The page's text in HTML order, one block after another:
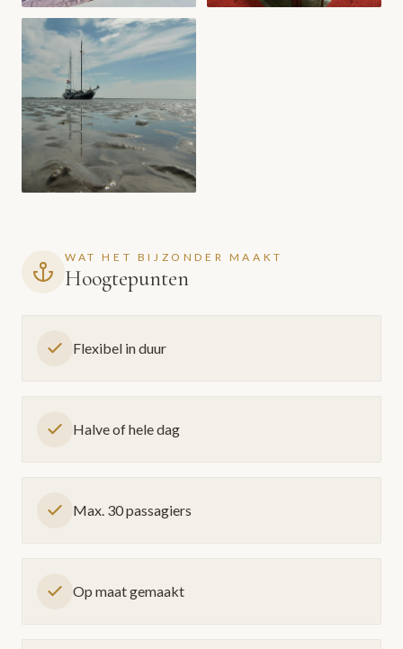
WAT HET BIJZONDER MAAKT
Hoogtepunten
Flexibel in duur
Halve of hele dag
Max. 30 passagiers
Op maat gemaakt